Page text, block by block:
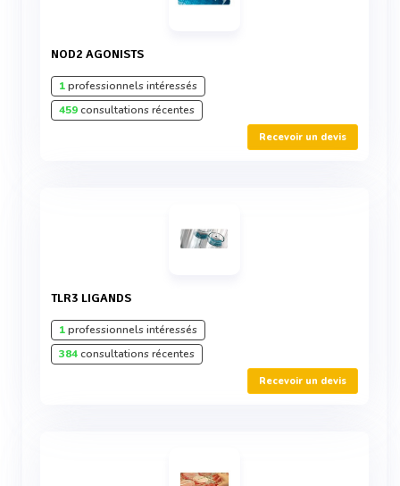
NOD2 AGONISTS
1professionnels intéressés
459consultations récentes
Recevoir un devis
TLR3 LIGANDS
1professionnels intéressés
384consultations récentes
Recevoir un devis